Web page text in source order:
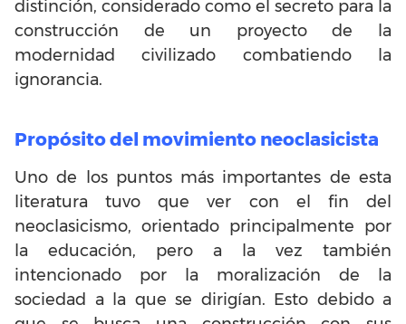
distinción, considerado como el secreto para la
construcción de un proyecto de la
modernidad civilizado combatiendo la
ignorancia.
Propósito del movimiento neoclasicista
Uno de los puntos más importantes de esta
literatura tuvo que ver con el fin del
neoclasicismo, orientado principalmente por
la educación, pero a la vez también
intencionado por la moralización de la
sociedad a la que se dirigían. Esto debido a